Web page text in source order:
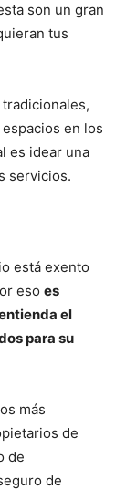
son un gran
tus
en los
es idear una
servicios.
está exento
eso es
el
para su
más
de
de
de